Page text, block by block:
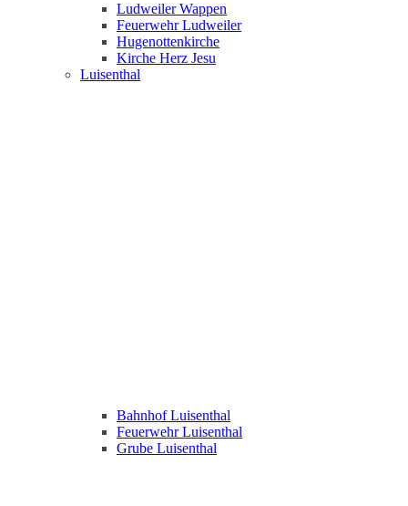
Ludweiler Wappen
Feuerwehr Ludweiler
Hugenottenkirche
Kirche Herz Jesu
Luisenthal
Bahnhof Luisenthal
Feuerwehr Luisenthal
Grube Luisenthal